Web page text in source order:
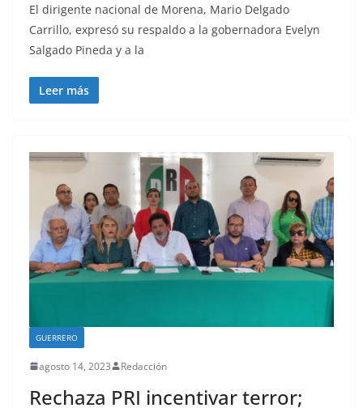
El dirigente nacional de Morena, Mario Delgado
Carrillo, expresó su respaldo a la gobernadora Evelyn
Salgado Pineda y a la
Leer más
GUERRERO
agosto 14, 2023 Redacción
Rechaza PRI incentivar terror;